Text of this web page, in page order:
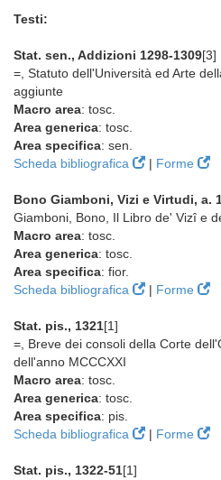
Testi:
Stat. sen., Addizioni 1298-1309[3]
=, Statuto dell'Università ed Arte
aggiunte
Macro area: tosc.
Area generica: tosc.
Area specifica: sen.
Scheda bibliografica
| Forme
Bono Giamboni, Vizi e Virtudi, a.
Giamboni, Bono, Il Libro de' Vizî e
Macro area: tosc.
Area generica: tosc.
Area specifica: fior.
Scheda bibliografica
| Forme
Stat. pis., 1321[1]
=, Breve dei consoli della Corte
dell'anno MCCCXXI
Macro area: tosc.
Area generica: tosc.
Area specifica: pis.
Scheda bibliografica
| Forme
Stat. pis., 1322-51[1]